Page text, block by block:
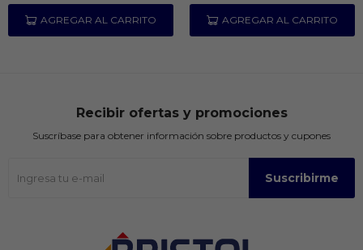
Recibir ofertas y promociones
Suscríbase para obtener información sobre productos y cupones
Suscribirme